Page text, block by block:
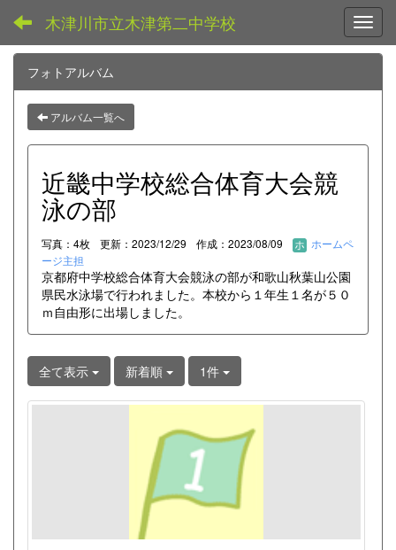
木津川市立木津第二中学校
フォトアルバム
アルバム一覧へ
近畿中学校総合体育大会競
泳の部
写真：4枚 更新：2023/12/29 作成：2023/08/09
ホームペ
ージ主担
京都府中学校総合体育大会競泳の部が和歌山秋葉山公園
県民水泳場で行われました。本校から１年生１名が５０
ｍ自由形に出場しました。
全て表示 新着順 1件